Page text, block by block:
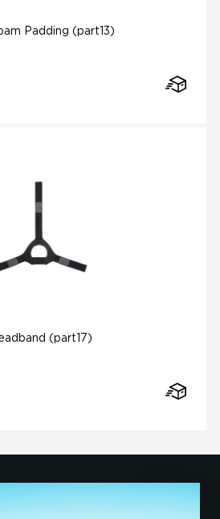
Padding (part13)
(part17)